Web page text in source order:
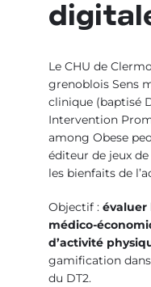
Le CHU de
grenoblois Sens
clinique (baptisé
Intervention
among Obese
éditeur de jeux
les bienfaits de
Objectif : évaluer
médico-
d’activité
gamification
du DT2.